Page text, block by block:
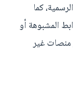
كما
المشبوهة أو
منصات غير